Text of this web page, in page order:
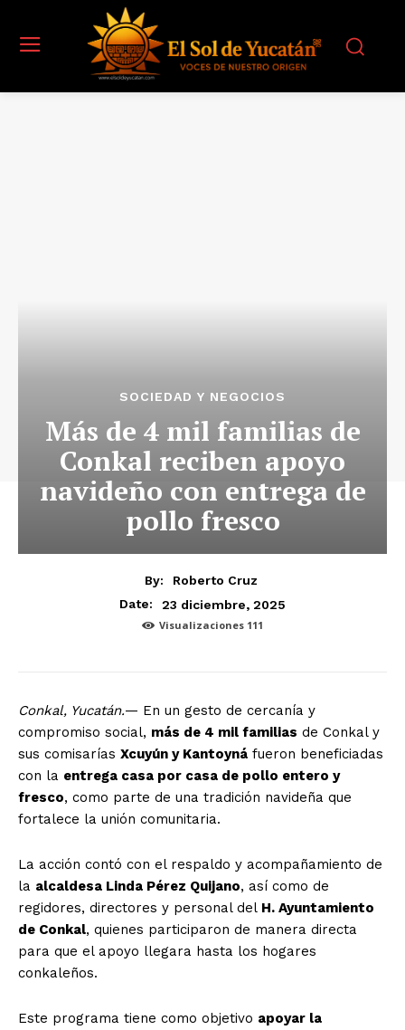
SOCIEDAD Y NEGOCIOS
Más de 4 mil familias de
Conkal reciben apoyo
navideño con entrega de
pollo fresco
By:
Roberto Cruz
Date:
23 diciembre, 2025
Visualizaciones 111
Conkal, Yucatán.— En un gesto de cercanía y
compromiso social, más de 4 mil familias de Conkal y
sus comisarías Xcuyún y Kantoyná fueron beneficiadas
con la entrega casa por casa de pollo entero y
fresco, como parte de una tradición navideña que
fortalece la unión comunitaria.
La acción contó con el respaldo y acompañamiento de
la alcaldesa Linda Pérez Quijano, así como de
regidores, directores y personal del H. Ayuntamiento
de Conkal, quienes participaron de manera directa
para que el apoyo llegara hasta los hogares
conkaleños.
Este programa tiene como objetivo apoyar la